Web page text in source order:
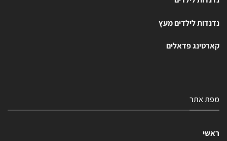
נדנדות לילדים מעץ
קארטינג פדאלים
מפת אתר
ראשי